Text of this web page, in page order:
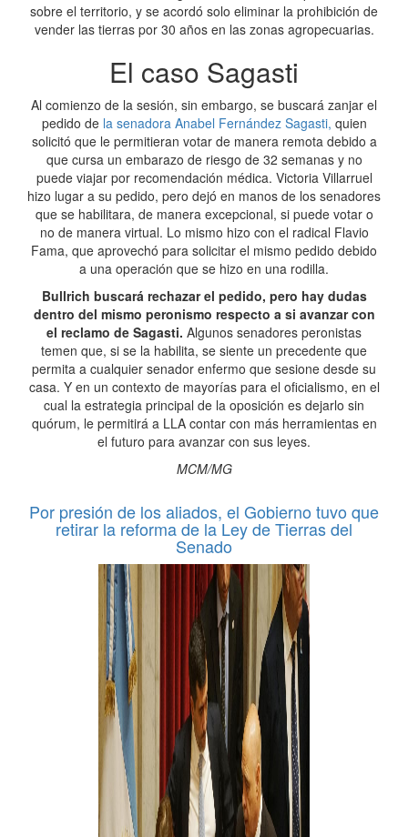
sobre el territorio, y se acordó solo eliminar la prohibición de
vender las tierras por 30 años en las zonas agropecuarias.
El caso Sagasti
Al comienzo de la sesión, sin embargo, se buscará zanjar el
pedido de la senadora Anabel Fernández Sagasti, quien
solicitó que le permitieran votar de manera remota debido a
que cursa un embarazo de riesgo de 32 semanas y no
puede viajar por recomendación médica. Victoria Villarruel
hizo lugar a su pedido, pero dejó en manos de los senadores
que se habilitara, de manera excepcional, si puede votar o
no de manera virtual. Lo mismo hizo con el radical Flavio
Fama, que aprovechó para solicitar el mismo pedido debido
a una operación que se hizo en una rodilla.
Bullrich buscará rechazar el pedido, pero hay dudas
dentro del mismo peronismo respecto a si avanzar con
el reclamo de Sagasti. Algunos senadores peronistas
temen que, si se la habilita, se siente un precedente que
permita a cualquier senador enfermo que sesione desde su
casa. Y en un contexto de mayorías para el oficialismo, en el
cual la estrategia principal de la oposición es dejarlo sin
quórum, le permitirá a LLA contar con más herramientas en
el futuro para avanzar con sus leyes.
MCM/MG
Por presión de los aliados, el Gobierno tuvo que
retirar la reforma de la Ley de Tierras del
Senado